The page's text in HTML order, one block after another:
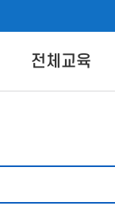
전체교육